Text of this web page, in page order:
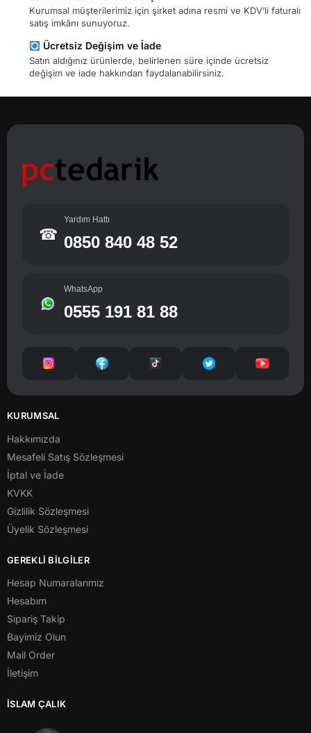
Kurumsal müşterilerimiz için şirket adına resmi ve KDV’li faturalı
satış imkânı sunuyoruz.
Ücretsiz Değişim ve İade
Satın aldığınız ürünlerde, belirlenen süre içinde ücretsiz
değişim ve iade hakkından faydalanabilirsiniz.
☎
Yardım Hattı
0850 840 48 52
WhatsApp
0555 191 81 88
KURUMSAL
Hakkımızda
Mesafeli Satış Sözleşmesi
İptal ve İade
KVKK
Gizlilik Sözleşmesi
Üyelik Sözleşmesi
GEREKLİ BİLGİLER
Hesap Numaralarımız
Hesabım
Sipariş Takip
Bayimiz Olun
Mail Order
İletişim
İSLAM ÇALIK